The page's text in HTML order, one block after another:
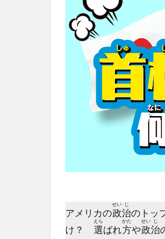
アメリカの政
せい
治
じ
のトッ
け？ 選
えら
ばれ方
かた
や政
せい
治
じ